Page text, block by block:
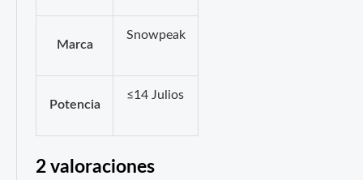
Marca
Snowpeak
Potencia
≤14 Julios
2 valoraciones